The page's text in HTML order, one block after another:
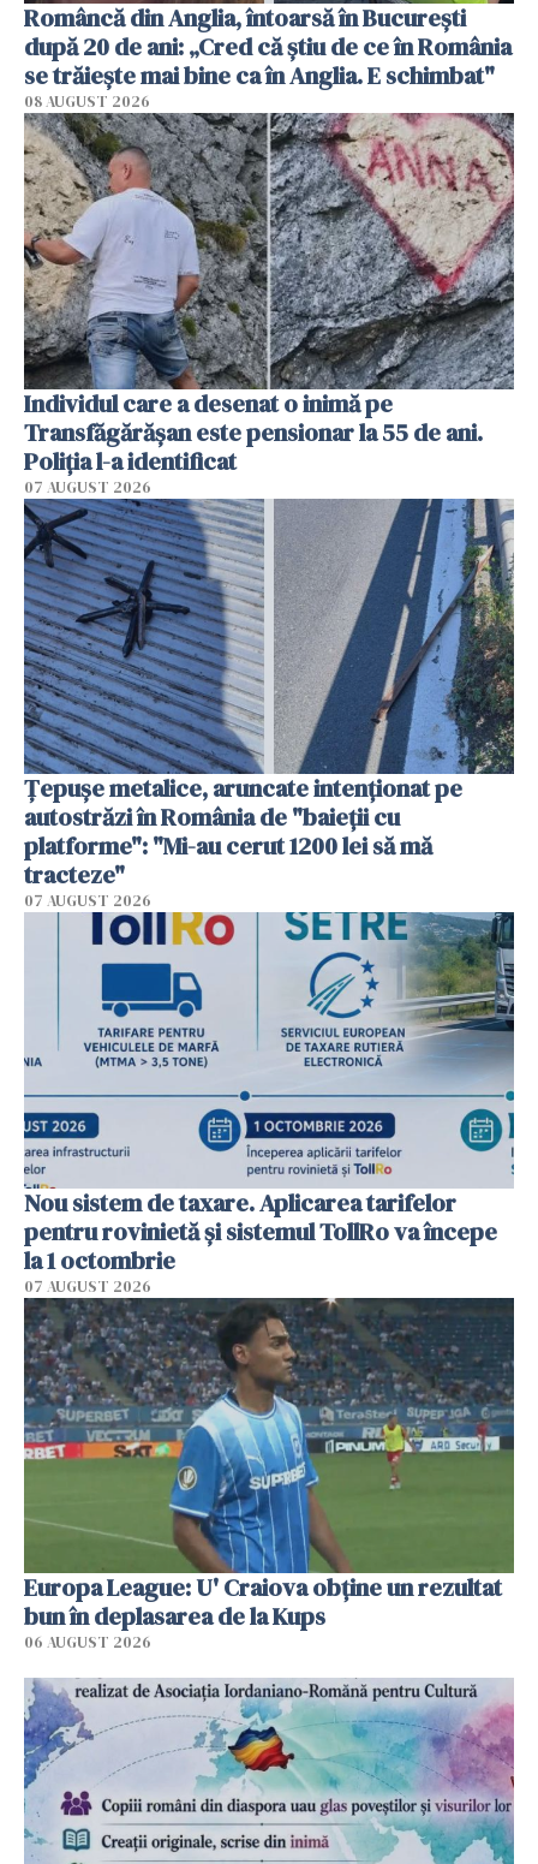
Româncă din Anglia, întoarsă în București
după 20 de ani: „Cred că știu de ce în România
se trăiește mai bine ca în Anglia. E schimbat"
08 AUGUST 2026
Individul care a desenat o inimă pe
Transfăgărășan este pensionar la 55 de ani.
Poliția l-a identificat
07 AUGUST 2026
Țepușe metalice, aruncate intenționat pe
autostrăzi în România de "baieții cu
platforme": "Mi-au cerut 1200 lei să mă
tracteze"
07 AUGUST 2026
Nou sistem de taxare. Aplicarea tarifelor
pentru rovinietă şi sistemul TollRo va începe
la 1 octombrie
07 AUGUST 2026
Europa League: U' Craiova obține un rezultat
bun în deplasarea de la Kups
06 AUGUST 2026